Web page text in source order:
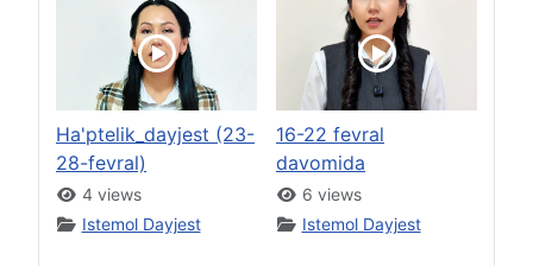
Ha'ptelik_dayjest (23-
28-fevral)
4 views
Istemol Dayjest
16-22 fevral
davomida
6 views
Istemol Dayjest